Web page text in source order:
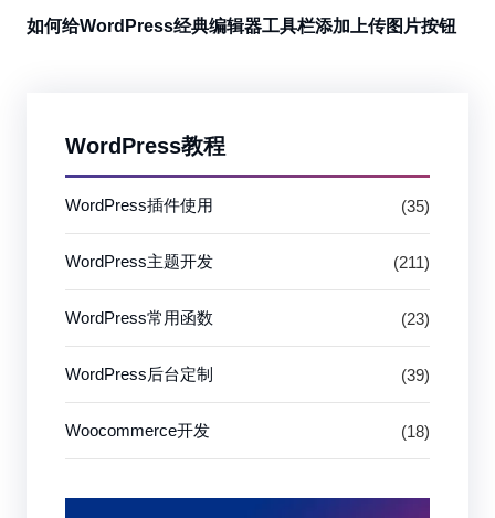
如何给WordPress经典编辑器工具栏添加上传图片按钮
WordPress教程
WordPress插件使用 (35)
WordPress主题开发 (211)
WordPress常用函数 (23)
WordPress后台定制 (39)
Woocommerce开发 (18)